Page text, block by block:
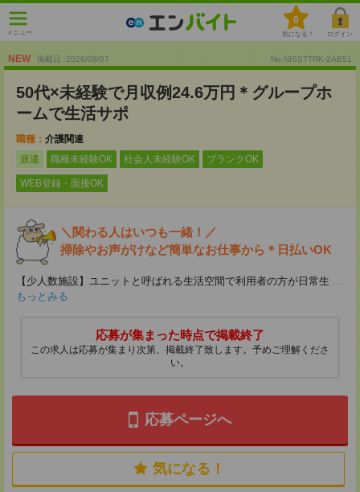
メニュー
0
気になる！ ログイン
NEW 掲載日 :2026/08/07 No.NISSTTRK-2AB51
50代×未経験で月収例24.6万円＊グループホ
ームで生活サポ
職種： 介護関連
派遣
職種未経験OK 社会人未経験OK ブランクOK
WEB登録・面接OK
＼関わる人はいつも一緒！／
掃除やお声がけなど簡単なお仕事から＊日払いOK
【少人数施設】ユニットと呼ばれる生活空間で利用者の方が日常生 ...
もっとみる
応募が集まった時点で掲載終了
この求人は応募が集まり次第、掲載終了致します。予めご理解くださ
い。
応募ページへ
気になる！